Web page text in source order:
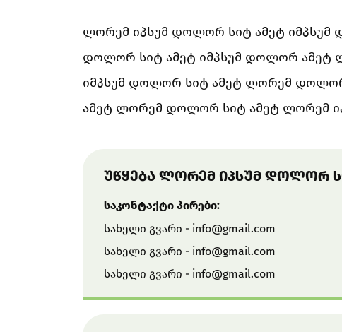
ლორემ იპსუმ დოლორ სიტ ამეტ
დოლორ სიტ ამეტ იმპსუმ დოლორ ამეტ
იმპსუმ დოლორ სიტ ამეტ ლორემ
ამეტ ლორემ დოლორ სიტ ამეტ ლორემ
ᲣᲬᲧᲔᲑᲐ ᲚᲝᲠᲔᲛ ᲘᲞᲡᲣᲛ ᲓᲝᲚᲝᲠ
საკონტაქტი პირები:
სახელი გვარი - info@gmail.com
სახელი გვარი - info@gmail.com
სახელი გვარი - info@gmail.com